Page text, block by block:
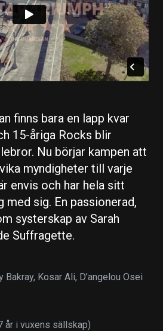
finns bara en lapp kvar
15-åriga Rocks blir
Nu börjar kampen att
myndigheter till varje
envis och har hela sitt
med sig. En passionerad,
systerskap av Sarah
Suffragette.
Bakray, Kosar Ali, D’angelou Osei
år i vuxens sällskap)